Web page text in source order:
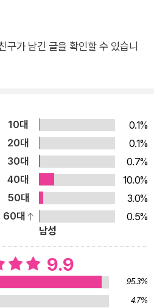
들을 만나며 책임감 있는 수사자
기의 기존 팬들뿐 아니라 시리즈
림을 선사할 것이다. “수사자
로 나서자마자 아
수사자가 못 된다며 다른 동물들에
우연히 만난 떠돌이 수사자들의
실수를 반복하는 것이 성장의 한 과
아니라는 것을 깨닫는다. 이후 크
웨지’ 무리와 지내게 된 아산테는 진
존재의 마음에 귀 기울이는 태도임
위해 용기 내는 성숙한 수사자로
나 처음으로 모든 문제를 스스로 해
모험은 언젠가 익숙한 곳을 떠나
마음을 떠올리게 한다. 이현 작가는
자신을 믿는 마음에서 비롯한다는
구가 남긴 글을 확인할 수 있습니
10대
0.1%
20대
0.1%
30대
0.7%
40대
10.0%
50대
3.0%
60대
0.5%
남성
9.9
95.3%
4.7%